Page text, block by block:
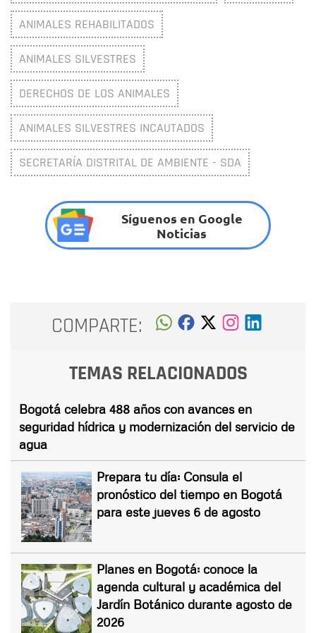
ANIMALES REHABILITADOS
ANIMALES SILVESTRES
DERECHOS DE LOS ANIMALES
ANIMALES SILVESTRES INCAUTADOS
SECRETARÍA DISTRITAL DE AMBIENTE - SDA
Síguenos en Google
Noticias
COMPARTE:
TEMAS RELACIONADOS
Bogotá celebra 488 años con avances en
seguridad hídrica y modernización del servicio de
agua
Prepara tu día: Consula el
pronóstico del tiempo en Bogotá
para este jueves 6 de agosto
Planes en Bogotá: conoce la
agenda cultural y académica del
Jardín Botánico durante agosto de
2026